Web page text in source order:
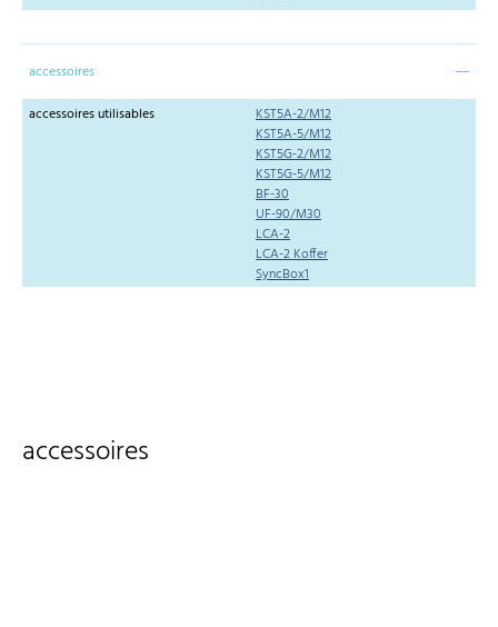
accessoires
accessoires utilisables
KST5A-2/M12
KST5A-5/M12
KST5G-2/M12
KST5G-5/M12
BF-30
UF-90/M30
LCA-2
LCA-2 Koffer
SyncBox1
accessoires